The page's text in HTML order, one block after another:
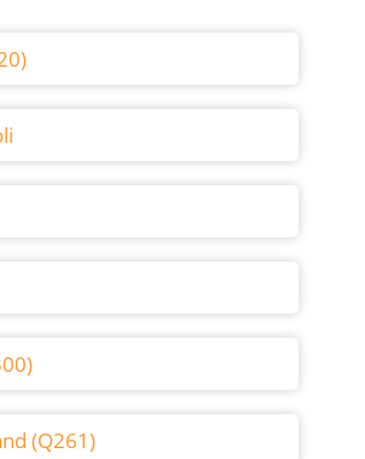
(Q261)